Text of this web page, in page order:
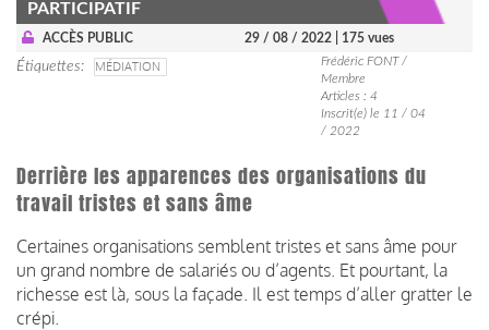
PARTICIPATIF
ACCÈS PUBLIC 29 / 08 / 2022 | 175 vues
Étiquettes MÉDIATION
Frédéric FONT /
Membre
Articles : 4
Inscrit(e) le 11 / 04
/ 2022
Derrière les apparences des organisations du
travail tristes et sans âme
Certaines organisations semblent tristes et sans âme pour
un grand nombre de salariés ou d’agents. Et pourtant, la
richesse est là, sous la façade. Il est temps d’aller gratter le
crépi.